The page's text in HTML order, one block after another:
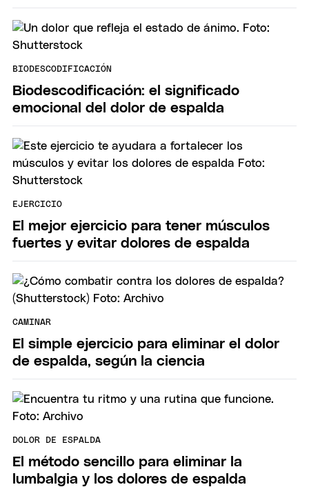
BIODESCODIFICACIÓN
Biodescodificación: el significado
emocional del dolor de espalda
EJERCICIO
El mejor ejercicio para tener músculos
fuertes y evitar dolores de espalda
CAMINAR
El simple ejercicio para eliminar el dolor
de espalda, según la ciencia
DOLOR DE ESPALDA
El método sencillo para eliminar la
lumbalgia y los dolores de espalda